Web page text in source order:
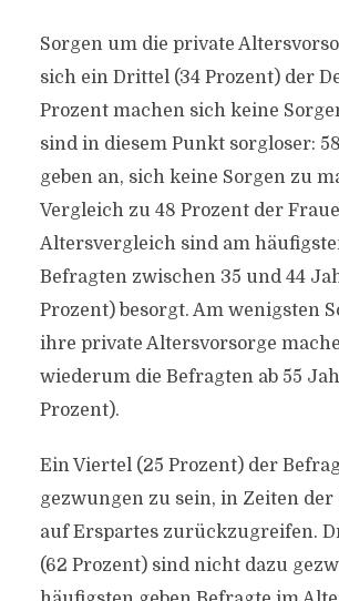
Sorgen um die private
sich ein Drittel (34 Prozent) der
Prozent machen sich keine
sind in diesem Punkt sorgloser:
geben an, sich keine Sorgen zu
Vergleich zu 48 Prozent der
Altersvergleich sind am
Befragten zwischen 35 und 44
Prozent) besorgt. Am wenigsten
ihre private Altersvorsorge
wiederum die Befragten ab 55
Prozent).
Ein Viertel (25 Prozent) der
gezwungen zu sein, in Zeiten der
auf Erspartes zurückzugreifen.
(62 Prozent) sind nicht dazu